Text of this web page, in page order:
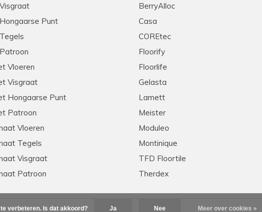
Punt
Vloeren
Visgraat
Hongaarse Punt
Patroon
Vloeren
Tegels
Visgraat
Patroon
BerryAlloc
Casa
COREtec
Floorify
Floorlife
Gelasta
Lamett
Meister
Moduleo
Montinique
TFD Floortile
Therdex
verbeteren. Is dat akkoord? Ja Nee Meer over cookies »